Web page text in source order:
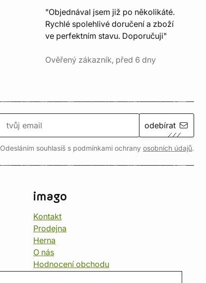
"Objednával jsem již po několikáté.
Rychlé spolehlivé doručení a zboží
ve perfektním stavu. Doporučuji"
Ověřený zákazník, před 6 dny
odebírat
Odesláním souhlasíš s podmínkami ochrany osobních údajů.
imago
Kontakt
Prodejna
Herna
O nás
Hodnocení obchodu